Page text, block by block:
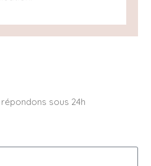
sous 24h